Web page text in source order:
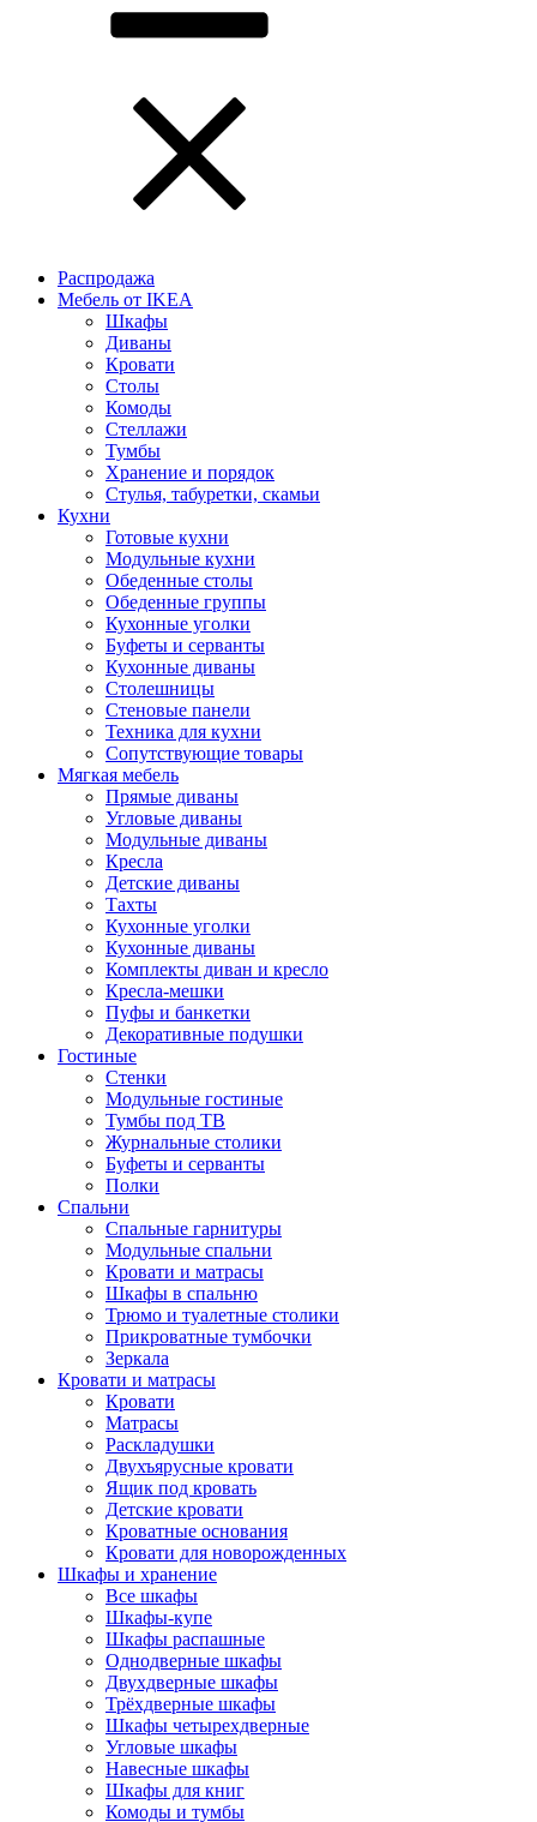
Распродажа
Мебель от IKEA
Шкафы
Диваны
Кровати
Столы
Комоды
Стеллажи
Тумбы
Хранение и порядок
Стулья, табуретки, скамьи
Кухни
Готовые кухни
Модульные кухни
Обеденные столы
Обеденные группы
Кухонные уголки
Буфеты и серванты
Кухонные диваны
Столешницы
Стеновые панели
Техника для кухни
Сопутствующие товары
Мягкая мебель
Прямые диваны
Угловые диваны
Модульные диваны
Кресла
Детские диваны
Тахты
Кухонные уголки
Кухонные диваны
Комплекты диван и кресло
Кресла-мешки
Пуфы и банкетки
Декоративные подушки
Гостиные
Стенки
Модульные гостиные
Тумбы под ТВ
Журнальные столики
Буфеты и серванты
Полки
Спальни
Спальные гарнитуры
Модульные спальни
Кровати и матрасы
Шкафы в спальню
Трюмо и туалетные столики
Прикроватные тумбочки
Зеркала
Кровати и матрасы
Кровати
Матрасы
Раскладушки
Двухъярусные кровати
Ящик под кровать
Детские кровати
Кроватные основания
Кровати для новорожденных
Шкафы и хранение
Все шкафы
Шкафы-купе
Шкафы распашные
Однодверные шкафы
Двухдверные шкафы
Трёхдверные шкафы
Шкафы четырехдверные
Угловые шкафы
Навесные шкафы
Шкафы для книг
Комоды и тумбы